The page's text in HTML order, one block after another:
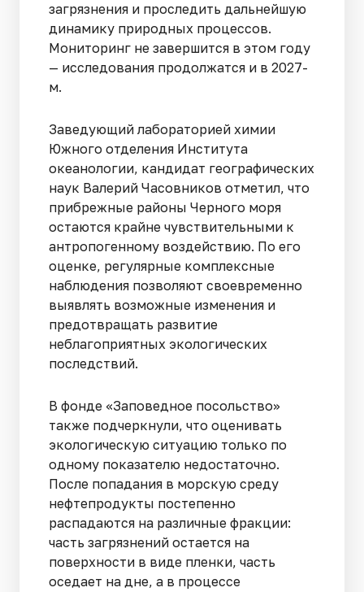
загрязнения и проследить дальнейшую
динамику природных процессов.
Мониторинг не завершится в этом году
— исследования продолжатся и в 2027-
м.
Заведующий лабораторией химии
Южного отделения Института
океанологии, кандидат географических
наук Валерий Часовников отметил, что
прибрежные районы Черного моря
остаются крайне чувствительными к
антропогенному воздействию. По его
оценке, регулярные комплексные
наблюдения позволяют своевременно
выявлять возможные изменения и
предотвращать развитие
неблагоприятных экологических
последствий.
В фонде «Заповедное посольство»
также подчеркнули, что оценивать
экологическую ситуацию только по
одному показателю недостаточно.
После попадания в морскую среду
нефтепродукты постепенно
распадаются на различные фракции:
часть загрязнений остается на
поверхности в виде пленки, часть
оседает на дне, а в процессе